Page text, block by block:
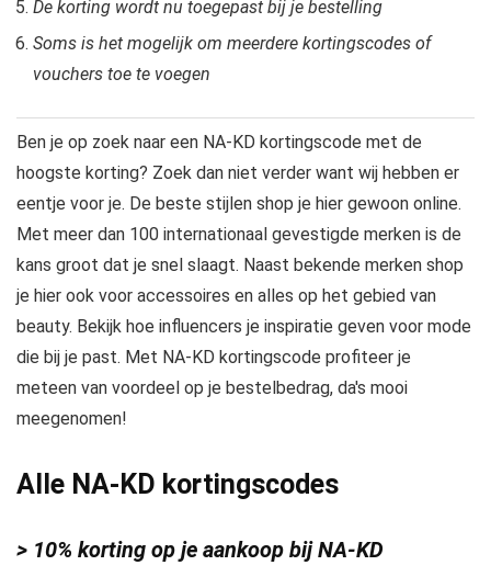
De korting wordt nu toegepast bij je bestelling
Soms is het mogelijk om meerdere kortingscodes of
vouchers toe te voegen
Ben je op zoek naar een NA-KD kortingscode met de
hoogste korting? Zoek dan niet verder want wij hebben er
eentje voor je. De beste stijlen shop je hier gewoon online.
Met meer dan 100 internationaal gevestigde merken is de
kans groot dat je snel slaagt. Naast bekende merken shop
je hier ook voor accessoires en alles op het gebied van
beauty. Bekijk hoe influencers je inspiratie geven voor mode
die bij je past. Met NA-KD kortingscode profiteer je
meteen van voordeel op je bestelbedrag, da's mooi
meegenomen!
Alle NA-KD kortingscodes
> 10% korting op je aankoop bij NA-KD